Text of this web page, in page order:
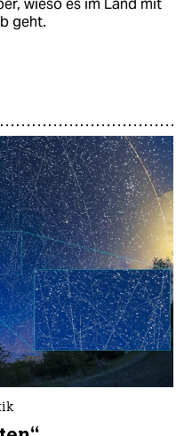
wieso es im Land mit
geht.